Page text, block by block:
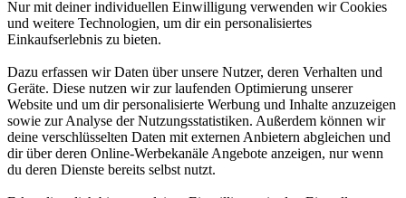
Nur mit deiner individuellen Einwilligung verwenden wir Cookies
und weitere Technologien, um dir ein personalisiertes
Einkaufserlebnis zu bieten.
Dazu erfassen wir Daten über unsere Nutzer, deren Verhalten und
Geräte. Diese nutzen wir zur laufenden Optimierung unserer
Website und um dir personalisierte Werbung und Inhalte anzuzeigen
sowie zur Analyse der Nutzungsstatistiken. Außerdem können wir
deine verschlüsselten Daten mit externen Anbietern abgleichen und
dir über deren Online-Werbekanäle Angebote anzeigen, nur wenn
du deren Dienste bereits selbst nutzt.